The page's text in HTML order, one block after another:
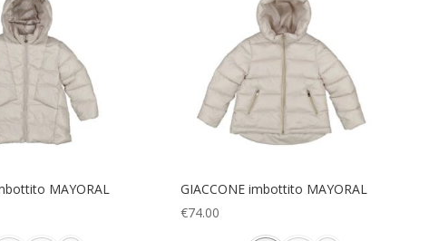
MAYORAL
GIACCONE imbottito MAYORAL
€74.00